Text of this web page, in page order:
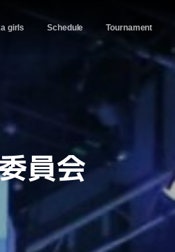
girls Schedule Tournament
員会